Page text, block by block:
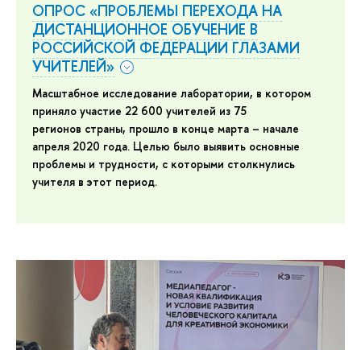
ОПРОС «ПРОБЛЕМЫ ПЕРЕХОДА НА
ДИСТАНЦИОННОЕ ОБУЧЕНИЕ В
РОССИЙСКОЙ ФЕДЕРАЦИИ ГЛАЗАМИ
УЧИТЕЛЕЙ»
Масштабное исследование лаборатории, в котором
приняло участие 22 600 учителей из 75
регионов страны, прошло в конце марта – начале
апреля 2020 года. Целью было выявить основные
проблемы и трудности, с которыми столкнулись
учителя в этот период.